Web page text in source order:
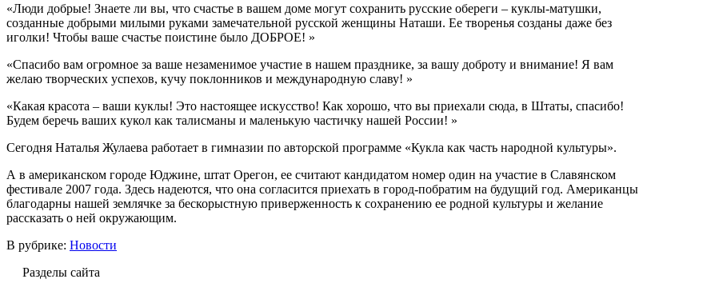
«Люди добрые! Знаете ли вы, что счастье в вашем доме могут сохранить русские обереги – куклы-матушки,
созданные добрыми милыми руками замечательной русской женщины Наташи. Ее творенья созданы даже без
иголки! Чтобы ваше счастье поистине было ДОБРОЕ! »
«Спасибо вам огромное за ваше незаменимое участие в нашем празднике, за вашу доброту и внимание! Я вам
желаю творческих успехов, кучу поклонников и международную славу! »
«Какая красота – ваши куклы! Это настоящее искусство! Как хорошо, что вы приехали сюда, в Штаты, спасибо!
Будем беречь ваших кукол как талисманы и маленькую частичку нашей России! »
Сегодня Наталья Жулаева работает в гимназии по авторской программе «Кукла как часть народной культуры».
А в американском городе Юджине, штат Орегон, ее считают кандидатом номер один на участие в Славянском
фестивале 2007 года. Здесь надеются, что она согласится приехать в город-побратим на будущий год. Американцы
благодарны нашей землячке за бескорыстную приверженность к сохранению ее родной культуры и желание
рассказать о ней окружающим.
В рубрике: Новости
Разделы сайта